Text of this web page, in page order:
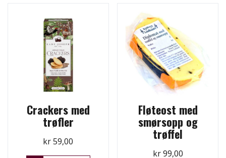
Crackers med
trøfler
kr59,00
Fløteost med
smørsopp og
trøffel
kr99,00